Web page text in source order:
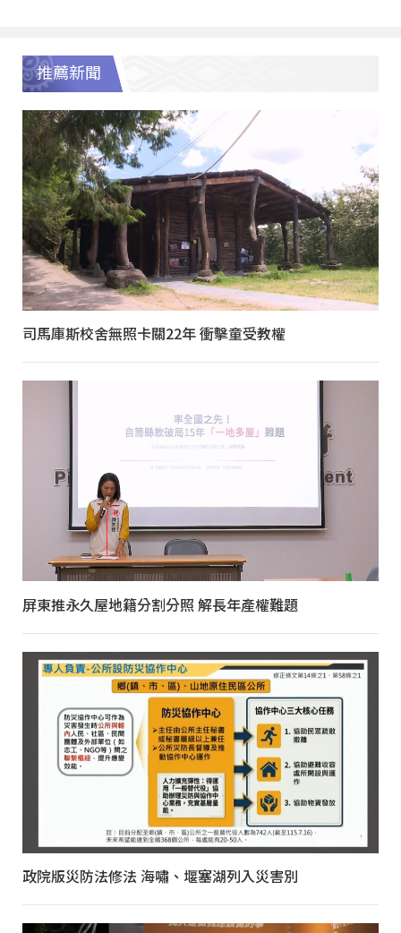
推薦新聞
司馬庫斯校舍無照卡關22年 衝擊童受教權
屏東推永久屋地籍分割分照 解長年產權難題
政院版災防法修法 海嘯、堰塞湖列入災害別